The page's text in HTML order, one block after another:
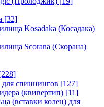
[32]
Kosadaka (Косадака)
Scorana (Скорана)
спиннингов [127]
(квивертип) [11]
(вставки колец) для